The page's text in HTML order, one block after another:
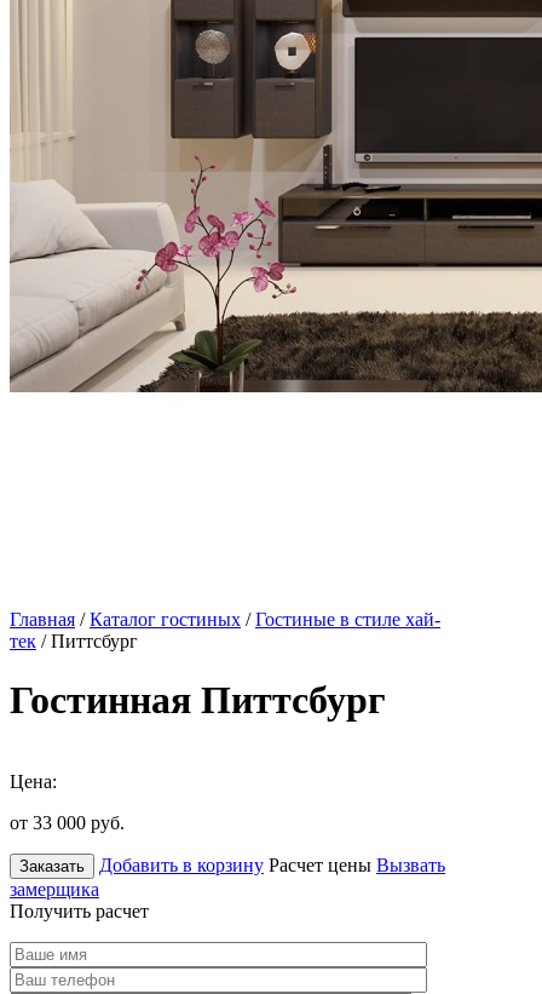
Главная /Каталог гостиных /Гостиные в стиле хай-
тек / Питтсбург
Гостинная Питтсбург
Цена:
от 33 000 руб.
Заказать Добавить в корзину Расчет цены Вызвать
замерщика
Получить расчет